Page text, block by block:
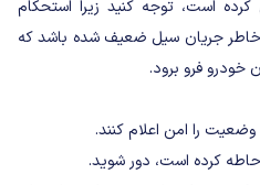
است، توجه کنید زیرا استحکام
جریان سیل ضعیف شده باشد که
فرو برود.
وضعیت را امن اعلام کنند.
کرده است، دور شوید.